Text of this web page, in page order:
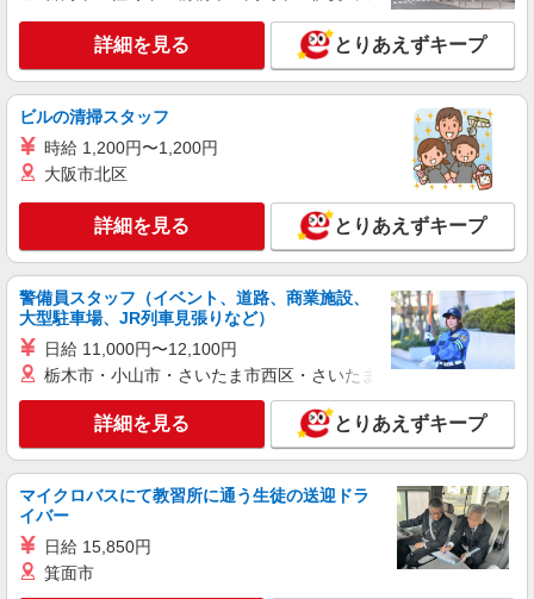
詳細を見る とりあえずキープ
ビルの清掃スタッフ
時給 1,200円〜1,200円
大阪市北区
詳細を見る とりあえずキープ
警備員スタッフ（イベント、道路、商業施設、
大型駐車場、JR列車見張りなど）
日給 11,000円〜12,100円
栃木市・小山市・さいたま市西区・さいたま市岩槻区・久喜市・
詳細を見る とりあえずキープ
マイクロバスにて教習所に通う生徒の送迎ドラ
イバー
日給 15,850円
箕面市